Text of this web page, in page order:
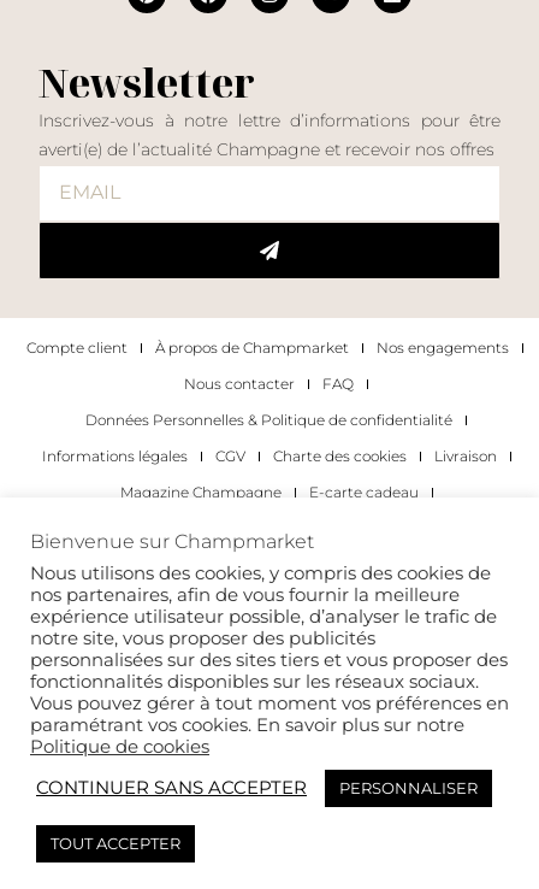
Newsletter
Inscrivez-vous à notre lettre d’informations pour être
averti(e) de l’actualité Champagne et recevoir nos offres
Compte client À propos de Champmarket
Nos engagements
Nous contacter
FAQ
Données Personnelles & Politique de confidentialité
Informations légales
CGV Charte des cookies
Livraison
Magazine Champagne
E-carte cadeau
Les occasions pour déguster du champagne
Pour les particuliers
Pour les entreprises
Copyright 2022 © tous droits réservés. Champmarket.
Bienvenue sur Champmarket
Nous utilisons des cookies, y compris des cookies de
nos partenaires, afin de vous fournir la meilleure
expérience utilisateur possible, d’analyser le trafic de
notre site, vous proposer des publicités
personnalisées sur des sites tiers et vous proposer des
fonctionnalités disponibles sur les réseaux sociaux.
Vous pouvez gérer à tout moment vos préférences en
paramétrant vos cookies. En savoir plus sur notre
Politique de cookies
CONTINUER SANS ACCEPTER
PERSONNALISER
TOUT ACCEPTER